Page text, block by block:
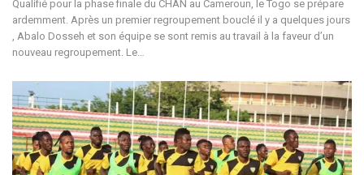
Qualifié pour la phase finale du CHAN au Cameroun, le Togo se prépare
ardemment. Après un premier regroupement bouclé il y a quelques jours
, Abalo Dosseh et son équipe se sont remis au travail à la faveur d’un
nouveau regroupement. Le…